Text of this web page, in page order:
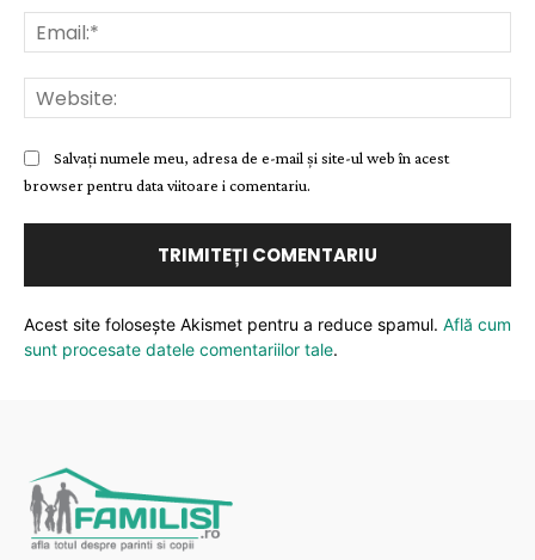
Salvați numele meu, adresa de e-mail și site-ul web în acest
browser pentru data viitoare i comentariu.
Acest site folosește Akismet pentru a reduce spamul. Află cum
sunt procesate datele comentariilor tale.